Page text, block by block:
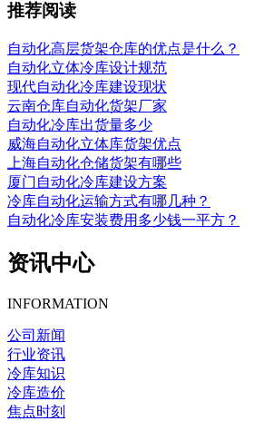
推荐阅读
自动化高层货架仓库的优点是什么？
自动化立体冷库设计规范
现代自动化冷库建设现状
云南仓库自动化货架厂家
自动化冷库出货量多少
威海自动化立体库货架优点
上海自动化仓储货架有哪些
厦门自动化冷库建设方案
冷库自动化运输方式有哪几种？
自动化冷库安装费用多少钱一平方？
资讯中心
INFORMATION
公司新闻
行业资讯
冷库知识
冷库造价
焦点时刻